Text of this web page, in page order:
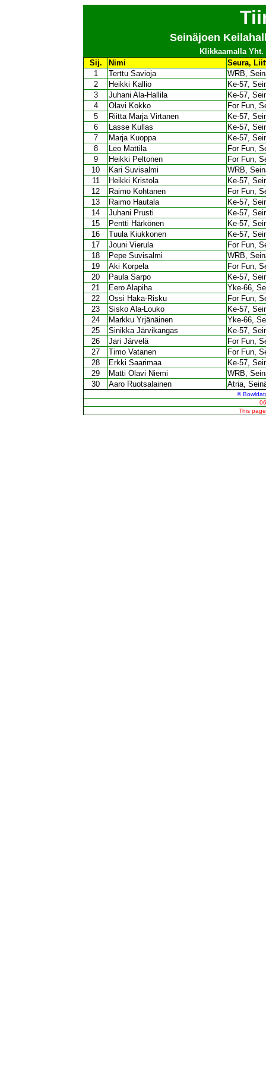
Seinäjoen
Klikkaamalla
Sij.
Nimi
Seura,
1
Terttu Savioja
WRB,
2
Heikki Kallio
Ke-57,
3
Juhani Ala-Hallila
Ke-57,
4
Olavi Kokko
For Fun,
5
Riitta Marja Virtanen
Ke-57,
6
Lasse Kullas
Ke-57,
7
Marja Kuoppa
Ke-57,
8
Leo Mattila
For Fun,
9
Heikki Peltonen
For Fun,
10
Kari Suvisalmi
WRB,
11
Heikki Kristola
Ke-57,
12
Raimo Kohtanen
For Fun,
13
Raimo Hautala
Ke-57,
14
Juhani Prusti
Ke-57,
15
Pentti Härkönen
Ke-57,
16
Tuula Kiukkonen
Ke-57,
17
Jouni Vierula
For Fun,
18
Pepe Suvisalmi
WRB,
19
Aki Korpela
For Fun,
20
Paula Sarpo
Ke-57,
21
Eero Alapiha
Yke-66,
22
Ossi Haka-Risku
For Fun,
23
Sisko Ala-Louko
Ke-57,
24
Markku Yrjänäinen
Yke-66,
25
Sinikka Järvikangas
Ke-57,
26
Jari Järvelä
For Fun,
27
Timo Vatanen
For Fun,
28
Erkki Saarimaa
Ke-57,
29
Matti Olavi Niemi
WRB,
30
Aaro Ruotsalainen Atria,
©
This